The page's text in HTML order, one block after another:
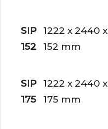
SIP
152
1222 x 2440 x
152 mm
SIP
175
1222 x 2440 x
175 mm